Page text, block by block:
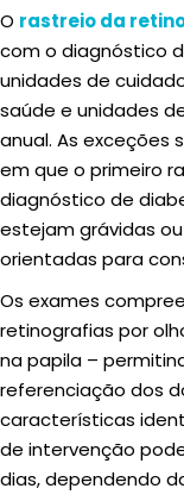
O rastreio da
com o diagnóstico
unidades de
saúde e unidades
anual. As exceções
em que o primeiro
diagnóstico de
estejam grávidas
orientadas para
Os exames
retinografias por
na papila –
referenciação dos
características
de intervenção
dias, dependendo